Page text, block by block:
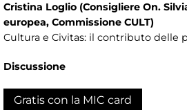
Cristina Loglio (Consigliere On.
europea, Commissione CULT)
Cultura e Civitas: il contributo delle
Discussione
Gratis con la MIC card